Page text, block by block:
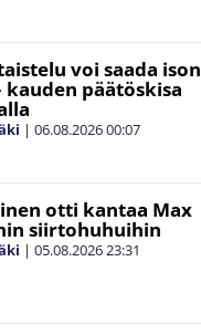
voi saada ison
kauden päätöskisa
| 06.08.202600:07
otti kantaa Max
siirtohuhuihin
| 05.08.202623:31